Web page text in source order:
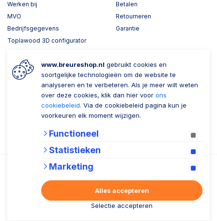
Werken bij
MVO
Bedrijfsgegevens
Toplawood 3D configurator
Betalen
Retourneren
Garantie
Wil je ons volgen? Zaken doen met Breure
Zakelijk bestellen
Account aanmaken
Algemene voorwaarden Privacy statement
Cookiebeleid
© 2026 Breure B.V.
www.breureshop.nl gebruikt cookies en
soortgelijke technologieën om de website te
analyseren en te verbeteren. Als je meer wilt weten
over deze cookies, klik dan hier voor ons
cookiebeleid. Via de cookiebeleid pagina kun je
voorkeuren elk moment wijzigen.
Functioneel
Statistieken
Marketing
Selectie accepteren
Alles accepteren